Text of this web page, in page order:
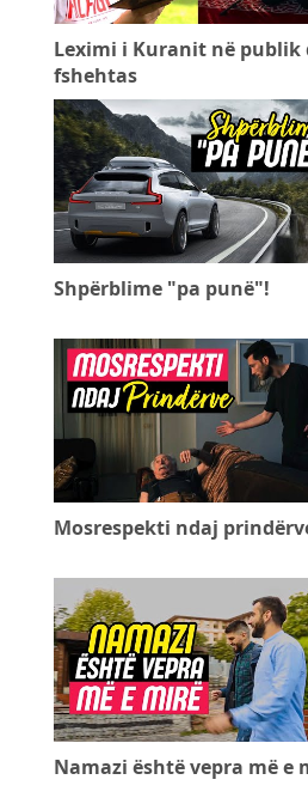
Leximi i Kuranit në publik
fshehtas
Shpërblime "pa punë"!
Mosrespekti ndaj
Namazi është vepra më e